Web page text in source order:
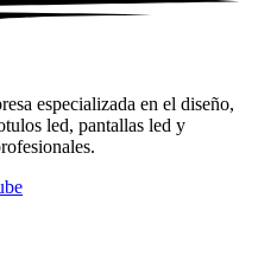
especializada en el diseño,
led, pantallas led y